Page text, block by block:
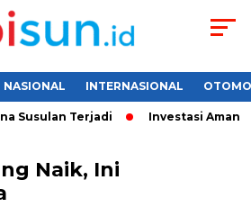
NASIONAL INTERNASIONAL
Terjadi Investasi Aman
Naik, Ini